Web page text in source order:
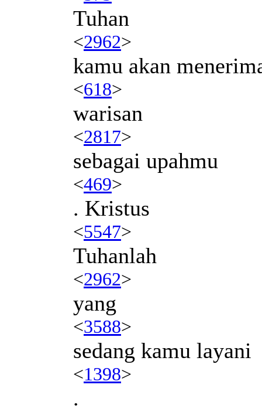
Tuhan
<2962>
kamu akan
<618>
warisan
<2817>
sebagai upahmu
<469>
. Kristus
<5547>
Tuhanlah
<2962>
yang
<3588>
sedang kamu layani
<1398>
.